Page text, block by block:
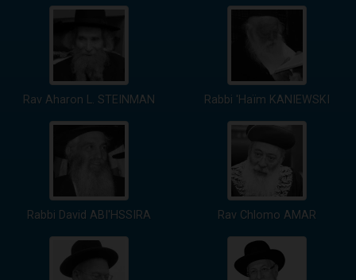
Rav Aharon L. STEINMAN Rabbi 'Haïm KANIEWSKI
Rabbi David ABI'HSSIRA Rav Chlomo AMAR